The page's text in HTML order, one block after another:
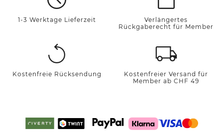
1-3 Werktage Lieferzeit
Verlängertes
Rückgaberecht für Member
Kostenfreie Rücksendung
Kostenfreier Versand für
Member ab CHF 49